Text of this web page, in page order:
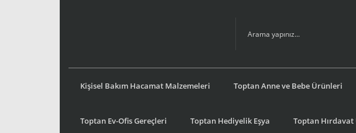
Kişisel Bakım Hacamat Malzemeleri Toptan Anne ve Bebe Ürünleri
Toptan Ev-Ofis Gereçleri Toptan Hediyelik Eşya Toptan